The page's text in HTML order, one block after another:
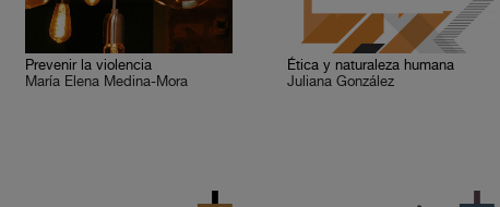
Prevenir la violencia
María Elena Medina-Mora
Ética y naturaleza humana
Juliana González